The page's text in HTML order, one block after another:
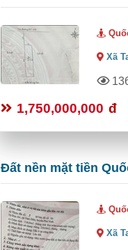
Xã
1,750,000,000 đ
Đất nền mặt tiền
Xã